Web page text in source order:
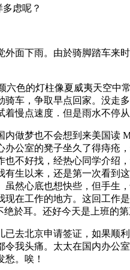
虑呢？
面下雨。由於骑脚踏车
六色的灯柱像夏威夷天空
车，争取早点回家。没
慢点速度．但是雨水不停
做梦也不会想到来美国
公室的凳子坐久了得痔疮
不好找，经热心同学介
生以来，还是第一次看
然心底也想快些，但手生
在工作的地方。这回工作
於耳。还好今天是上班的
去北京申请签证，如果
我头痛。太太在国内办公
。唉！